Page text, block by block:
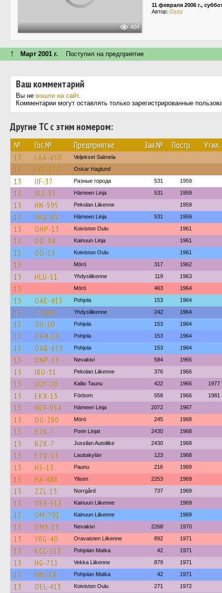
404
11 февраля 2006 г.,
Автор: Ozzy
↑ Март 2001 г. Поступил на предприятие
Ваш комментарий
Вы не вошли на сайт.
Комментарии могут оставлять только зарегистрированные
Другие ТС с этим номером:
№ Гос.№ Предприятие Зав.№ Постр. Утил.
13 LAA-450 Veljekset Salmela
13 LZE-312 Oskar Haglund
13 IIF-37 Разные города 531 1959
13 IBZ-55 Hämeen Linja 531 1959
13 HN-595 Pekolan Liikenne 1959
13 HKU-81 Hämeen Linja 531 1959
13 OHP-13 Koiviston Oulu 1961
13 OÖ-94 Kainuun Linja 1961
13 OÖ-13 Koiviston Oulu 1961
13 Mörö 317 1962
13 HLU-11 Yhdysliikenne 119 1963
13 Mörö 463 1964
13 OAE-413 Pohjola 153 1964
13 IF-960 Yhdysliikenne 242 1964
13 OIJ-10 Pohjola 153 1964
13 ORM-13 Pohjola 153 1964
13 OAB-613 Pohjola 153 1964
13 ONP-13 Nevakivi 584 1965
13 IBU-31 Pekolan Liikenne 376 1966
13 UUY-20 Kallio Taunu 422 1966 1977
13 EKX-13 Förbom 558 1966 1981
13 HEV-954 Hämeen Linja 2072 1967
13 OG-280 Mörö 245 1968
13 BZK-7 Porin Linjat 2430 1968
13 BZK-7 Jussilan Autoliike 2430 1968
13 ETD-13 Lauttakylän 123 1968
13 HS-13 Paunu 216 1969
13 HA-488 Ylisen 2253 1969
13 ZZL-13 Norrgård 737 1969
13 OER-513 Kainuun Liikenne 1969
13 OM-701 Kainuun Liikenne 1969
13 OMY-13 Nevakivi 2268 1970
13 YRG-40 Oravaisten Liikenne 892 1971
13 KCC-513 Pohjolan Matka 42 1971
13 HG-711 Vekka Liikenne 879 1971
13 HNJ-18 Pohjolan Matka 42 1971
13 OEL-413 Koiviston Oulu 271 1972